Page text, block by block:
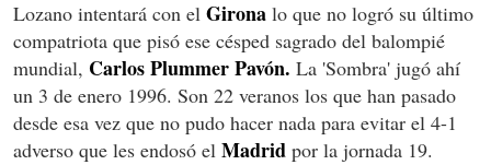
Lozano intentará con el Girona lo que no logró su último
compatriota que pisó ese césped sagrado del balompié
mundial, Carlos Plummer Pavón. La 'Sombra' jugó ahí
un 3 de enero 1996. Son 22 veranos los que han pasado
desde esa vez que no pudo hacer nada para evitar el 4-1
adverso que les endosó el Madrid por la jornada 19.